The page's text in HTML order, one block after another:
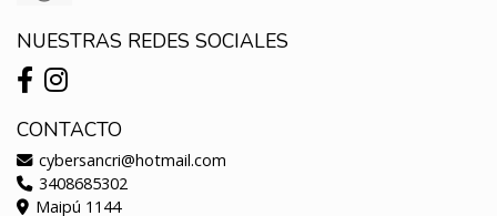
NUESTRAS REDES SOCIALES
CONTACTO
cybersancri@hotmail.com
3408685302
Maipú 1144